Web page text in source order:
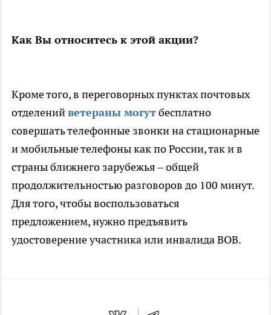
Как Вы относитесь к этой акции?
Кроме того, в переговорных пунктах почтовых
отделенийветераны могутбесплатно
совершать телефонные звонки на стационарные
и мобильные телефоны как по России, так и в
страны ближнего зарубежья – общей
продолжительностью разговоров до 100 минут.
Для того, чтобы воспользоваться
предложением, нужно предъявить
удостоверение участника или инвалида ВОВ.